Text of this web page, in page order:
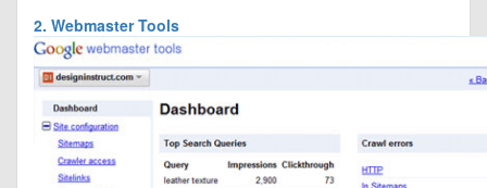
2. Webmaster Tools